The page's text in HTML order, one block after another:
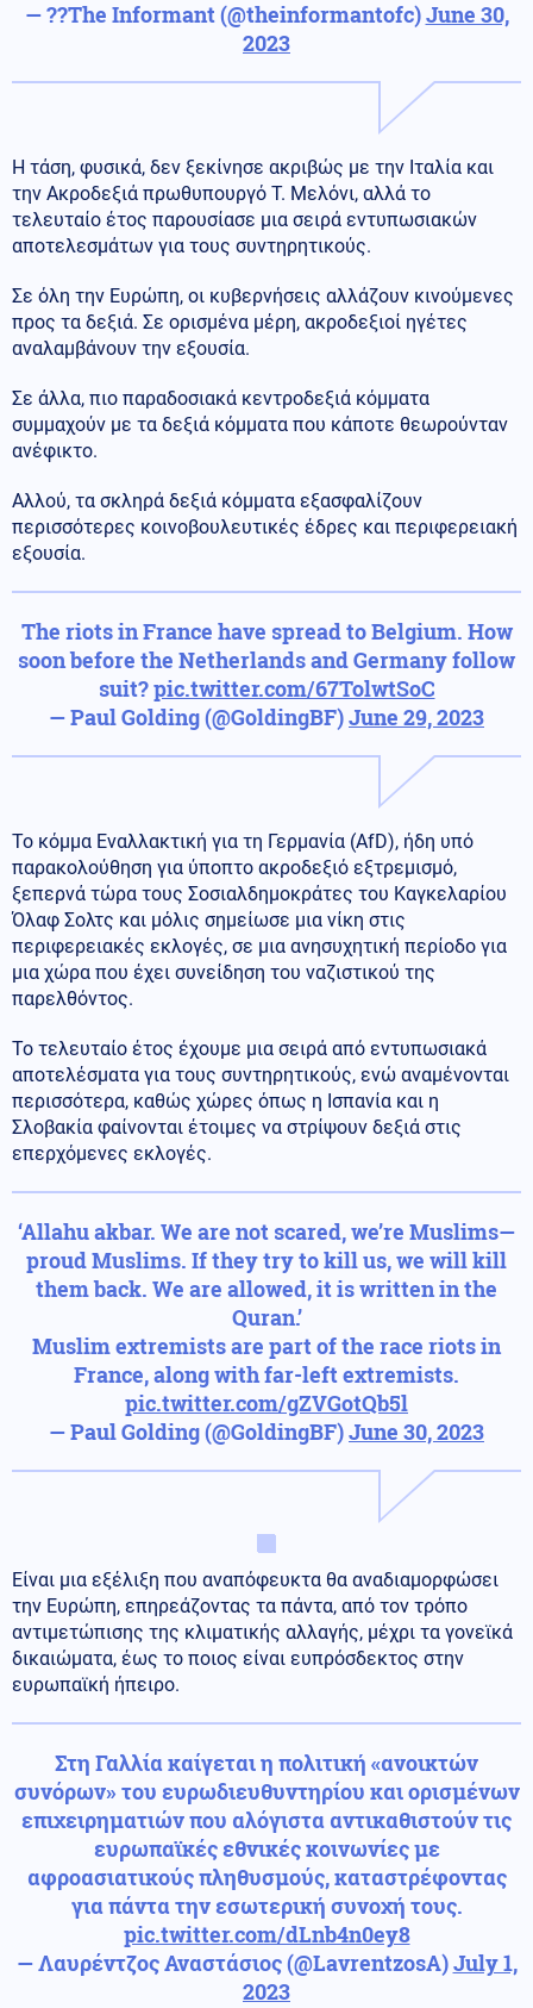
— ??The Informant (@theinformantofc)June 30,
2023
Η τάση, φυσικά, δεν ξεκίνησε ακριβώς με την Ιταλία και
την Ακροδεξιά πρωθυπουργό Τ. Μελόνι, αλλά το
τελευταίο έτος παρουσίασε μια σειρά εντυπωσιακών
αποτελεσμάτων για τους συντηρητικούς.
Σε όλη την Ευρώπη, οι κυβερνήσεις αλλάζουν κινούμενες
προς τα δεξιά. Σε ορισμένα μέρη, ακροδεξιοί ηγέτες
αναλαμβάνουν την εξουσία.
Σε άλλα, πιο παραδοσιακά κεντροδεξιά κόμματα
συμμαχούν με τα δεξιά κόμματα που κάποτε θεωρούνταν
ανέφικτο.
Αλλού, τα σκληρά δεξιά κόμματα εξασφαλίζουν
περισσότερες κοινοβουλευτικές έδρες και περιφερειακή
εξουσία.
The riots in France have spread to Belgium. How
soon before the Netherlands and Germany follow
suit?pic.twitter.com/67TolwtSoC
— Paul Golding (@GoldingBF)June 29, 2023
Το κόμμα Εναλλακτική για τη Γερμανία (AfD), ήδη υπό
παρακολούθηση για ύποπτο ακροδεξιό εξτρεμισμό,
ξεπερνά τώρα τους Σοσιαλδημοκράτες του Καγκελαρίου
Όλαφ Σολτς και μόλις σημείωσε μια νίκη στις
περιφερειακές εκλογές, σε μια ανησυχητική περίοδο για
μια χώρα που έχει συνείδηση του ναζιστικού της
παρελθόντος.
Το τελευταίο έτος έχουμε μια σειρά από εντυπωσιακά
αποτελέσματα για τους συντηρητικούς, ενώ αναμένονται
περισσότερα, καθώς χώρες όπως η Ισπανία και η
Σλοβακία φαίνονται έτοιμες να στρίψουν δεξιά στις
επερχόμενες εκλογές.
‘Allahu akbar. We are not scared, we’re Muslims—
proud Muslims. If they try to kill us, we will kill
them back. We are allowed, it is written in the
Quran.’
Muslim extremists are part of the race riots in
France, along with far-left extremists.
pic.twitter.com/gZVGotQb5l
— Paul Golding (@GoldingBF)June 30, 2023
Είναι μια εξέλιξη που αναπόφευκτα θα αναδιαμορφώσει
την Ευρώπη, επηρεάζοντας τα πάντα, από τον τρόπο
αντιμετώπισης της κλιματικής αλλαγής, μέχρι τα γονεϊκά
δικαιώματα, έως το ποιος είναι ευπρόσδεκτος στην
ευρωπαϊκή ήπειρο.
Στη Γαλλία καίγεται η πολιτική «ανοικτών
συνόρων» του ευρωδιευθυντηρίου και ορισμένων
επιχειρηματιών που αλόγιστα αντικαθιστούν τις
ευρωπαϊκές εθνικές κοινωνίες με
αφροασιατικούς πληθυσμούς, καταστρέφοντας
για πάντα την εσωτερική συνοχή τους.
pic.twitter.com/dLnb4n0ey8
— Λαυρέντζος Αναστάσιος (@LavrentzosA)July 1,
2023